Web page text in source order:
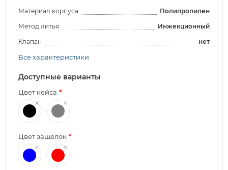
Материал корпуса
Полипропилен
Метод литья
Инжекционный
Клапан
нет
Все характеристики
Доступные варианты
Цвет кейса
Цвет защелок